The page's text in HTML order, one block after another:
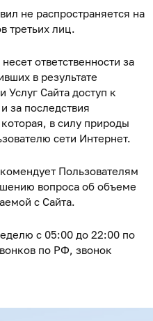
не распространяется на
третьих лиц.
ответственности за
в результате
Услуг Сайта доступ к
за последствия
в силу природы
сети Интернет.
Пользователям
вопроса об объеме
с Сайта.
с 05:00 до 22:00 по
по РФ, звонок